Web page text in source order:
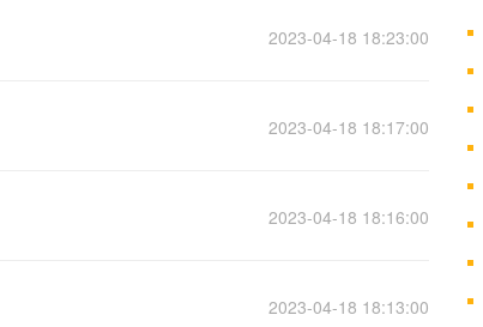
2023-04-18 18:23:00
2023-04-18 18:17:00
2023-04-18 18:16:00
2023-04-18 18:13:00